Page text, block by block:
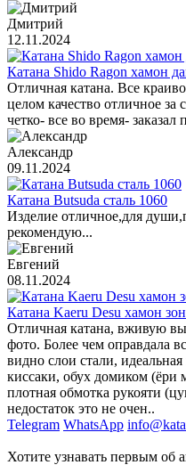
Дмитрий
12.11.2024
Катана Shido Ragon хамон
Отличная катана. Все
целом качество отличное за
четко- все во время- заказал
Александр
09.11.2024
Катана Butsuda сталь 1060
Изделие отличное,для
рекомендую...
Евгений
08.11.2024
Катана Kaeru Desu хамон
Отличная катана, вживую
фото. Более чем оправдала
видно слои стали,
киссаки, обух домиком (ёри
плотная обмотка рукояти
недостаток это не очен..
Telegram WhatsApp
Хотите узнавать первым об